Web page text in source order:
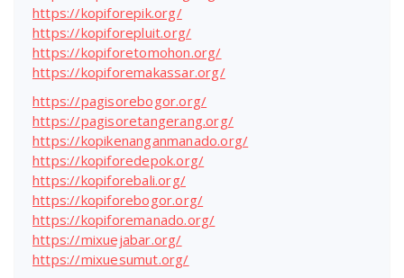
https://kopiforepik.org/
https://kopiforepluit.org/
https://kopiforetomohon.org/
https://kopiforemakassar.org/
https://pagisorebogor.org/
https://pagisoretangerang.org/
https://kopikenanganmanado.org/
https://kopiforedepok.org/
https://kopiforebali.org/
https://kopiforebogor.org/
https://kopiforemanado.org/
https://mixuejabar.org/
https://mixuesumut.org/